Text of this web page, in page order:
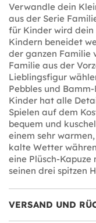
Verwandle dein
aus der Serie
für Kinder wird dein
Kindern beneidet
der ganzen Familie
Familie aus der
Lieblingsfigur
Pebbles und
Kinder hat alle
Spielen auf dem
bequem und
einem sehr
kalte Wetter
eine Plüsch-Kapuze
seinen drei spitzen
VERSAND UND